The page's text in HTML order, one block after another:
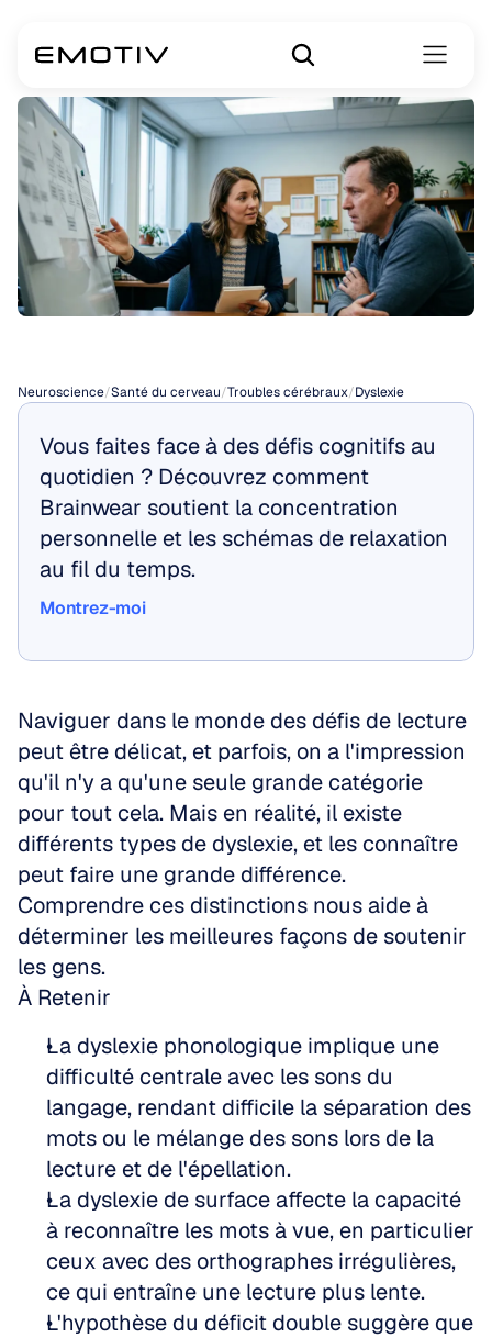
Neuroscience/Santé du cerveau/Troubles cérébraux/Dyslexie
Vous faites face à des défis cognitifs au
quotidien ? Découvrez comment
Brainwear soutient la concentration
personnelle et les schémas de relaxation
au fil du temps.
Montrez-moi
Naviguer dans le monde des défis de lecture
peut être délicat, et parfois, on a l'impression
qu'il n'y a qu'une seule grande catégorie
pour tout cela. Mais en réalité, il existe
différents types de dyslexie, et les connaître
peut faire une grande différence.
Comprendre ces distinctions nous aide à
déterminer les meilleures façons de soutenir
les gens.
À Retenir
La dyslexie phonologique implique une
difficulté centrale avec les sons du
langage, rendant difficile la séparation des
mots ou le mélange des sons lors de la
lecture et de l'épellation.
La dyslexie de surface affecte la capacité
à reconnaître les mots à vue, en particulier
ceux avec des orthographes irrégulières,
ce qui entraîne une lecture plus lente.
L'hypothèse du déficit double suggère que